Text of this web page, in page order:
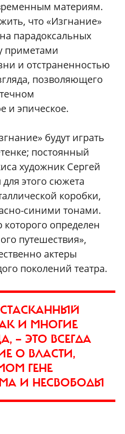
материям.
что «Изгнание»
парадоксальных
приметами
и отстраненностью
позволяющего
и эпическое.
будут играть
постоянный
художник Сергей
этого сюжета
коробки,
синими тонами.
которого определен
путешествия»,
актеры
поколений театра.
И МНОГИЕ
— ЭТО ВСЕГДА
О ВЛАСТИ,
ГЕНЕ
И НЕСВОБОДЫ